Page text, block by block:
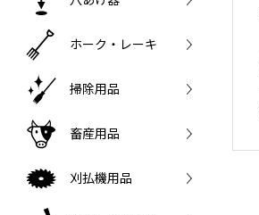
ホーク・レーキ
掃除用品
畜産用品
刈払機用品